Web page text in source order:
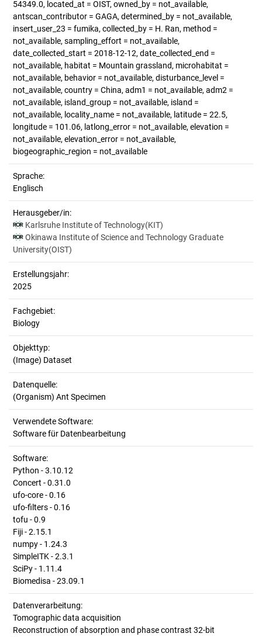
54349.0, located_at = OIST, owned_by = not_available,
antscan_contributor = GAGA, determined_by = not_available,
insert_user_23 = fumika, collected_by = H. Ran, method =
not_available, sampling_effort = not_available,
date_collected_start = 2018-12-12, date_collected_end =
not_available, habitat = Mountain grassland, microhabitat =
not_available, behavior = not_available, disturbance_level =
not_available, country = China, adm1 = not_available, adm2 =
not_available, island_group = not_available, island =
not_available, locality_name = not_available, latitude = 22.5,
longitude = 101.06, latlong_error = not_available, elevation =
not_available, elevation_error = not_available,
biogeographic_region = not_available
Sprache:
Englisch
Herausgeber/in:
Karlsruhe Institute of Technology(KIT)
Okinawa Institute of Science and Technology Graduate
University(OIST)
Erstellungsjahr:
2025
Fachgebiet:
Biology
Objekttyp:
(Image) Dataset
Datenquelle:
(Organism) Ant Specimen
Verwendete Software:
Software für Datenbearbeitung
Software:
Python - 3.10.12
Concert - 0.31.0
ufo-core - 0.16
ufo-filters - 0.16
tofu - 0.9
Fiji - 2.15.1
numpy - 1.24.3
SimpleITK - 2.3.1
SciPy - 1.11.4
Biomedisa - 23.09.1
Datenverarbeitung:
Tomographic data acquisition
Reconstruction of absorption and phase contrast 32-bit